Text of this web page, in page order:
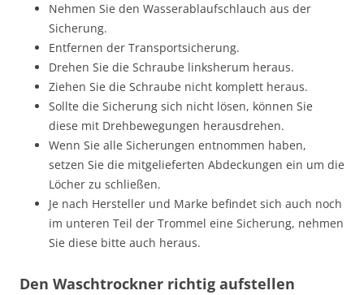
Nehmen Sie den Wasserablaufschlauch aus der
Sicherung.
Entfernen der Transportsicherung.
Drehen Sie die Schraube linksherum heraus.
Ziehen Sie die Schraube nicht komplett heraus.
Sollte die Sicherung sich nicht lösen, können Sie
diese mit Drehbewegungen herausdrehen.
Wenn Sie alle Sicherungen entnommen haben,
setzen Sie die mitgelieferten Abdeckungen ein um die
Löcher zu schließen.
Je nach Hersteller und Marke befindet sich auch noch
im unteren Teil der Trommel eine Sicherung, nehmen
Sie diese bitte auch heraus.
Den Waschtrockner richtig aufstellen